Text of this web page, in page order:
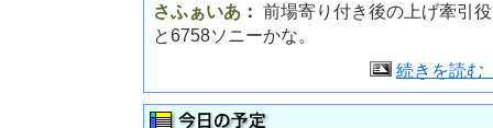
さふぁいあ ： 前場寄り付き後の上げ牽引
と6758ソニーかな。
続きを読む